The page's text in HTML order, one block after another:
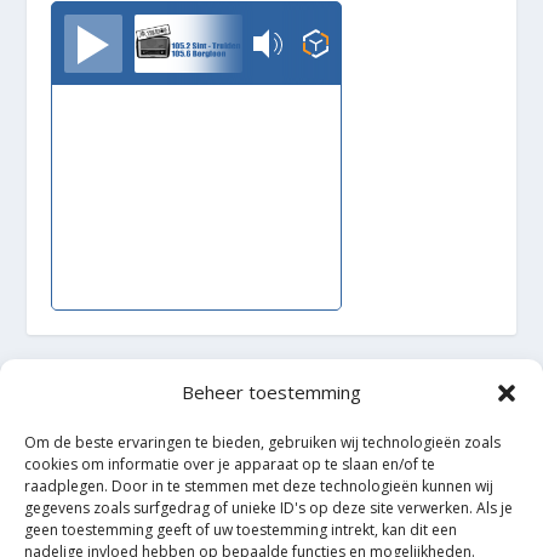
Beheer toestemming
Om de beste ervaringen te bieden, gebruiken wij technologieën zoals
cookies om informatie over je apparaat op te slaan en/of te
raadplegen. Door in te stemmen met deze technologieën kunnen wij
gegevens zoals surfgedrag of unieke ID's op deze site verwerken. Als je
geen toestemming geeft of uw toestemming intrekt, kan dit een
nadelige invloed hebben op bepaalde functies en mogelijkheden.
TrudoFM
WordPress